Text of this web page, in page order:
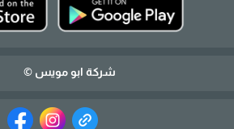
شركة ابو مويس ©